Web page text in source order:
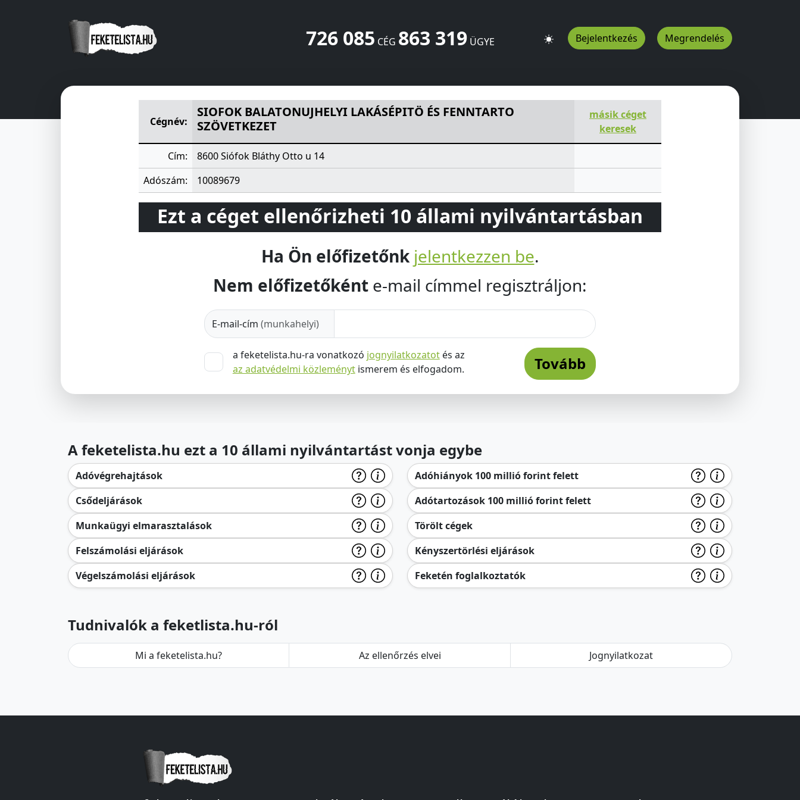
726 085 CÉG 863 319ÜGYE Bejelentkezés Megrendelés
SIOFOK BALATONUJHELYI LAKÁSÉPITÖ ÉS FENNTARTO SZÖVETKEZETBláthy Otto u 14
Cégnév:
SIOFOK BALATONUJHELYI LAKÁSÉPITÖ ÉS FENNTARTO
SZÖVETKEZET
másik céget
keresek
Cím:
8600 Siófok Bláthy Otto u 14
Adószám:
10089679
Ezt a céget ellenőrizheti 10 állami nyilvántartásban
Ha Ön előfizetőnk jelentkezzen be.
Nem előfizetőként e-mail címmel regisztráljon:
E-mail-cím (munkahelyi)
a feketelista.hu-ra vonatkozó jognyilatkozatotés az
az adatvédelmi közleménytismerem és elfogadom. Tovább
A feketelista.hu ezt a 10 állami nyilvántartást vonja egybe
Adóvégrehajtások
Csődeljárások
Munkaügyi elmarasztalások
Felszámolási eljárások
Végelszámolási eljárások
Adóhiányok 100 millió forint felett
Adótartozások 100 millió forint felett
Törölt cégek
Kényszertörlési eljárások
Feketén foglalkoztatók
Tudnivalók a feketlista.hu-ról
Mi a feketelista.hu? Az ellenőrzés elvei Jognyilatkozat